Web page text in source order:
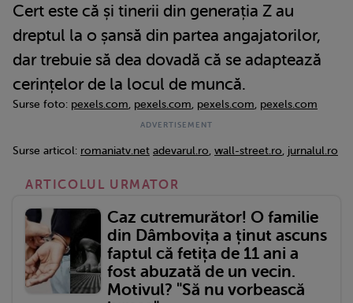
Cert este că și tinerii din generația Z au
dreptul la o șansă din partea angajatorilor,
dar trebuie să dea dovadă că se adaptează
cerințelor de la locul de muncă.
Surse foto: pexels.com pexels.com pexels.com pexels.com
Surse articol: romaniatv.net adevarul.ro wall-street.ro jurnalul.ro
ARTICOLUL URMATOR
Caz cutremurător! O familie
din Dâmbovița a ținut ascuns
faptul că fetița de 11 ani a
fost abuzată de un vecin.
Motivul? "Să nu vorbească